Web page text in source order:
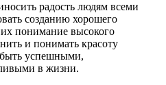
радость людям всеми
созданию хорошего
понимание высокого
и понимать красоту
успешными,
в жизни.